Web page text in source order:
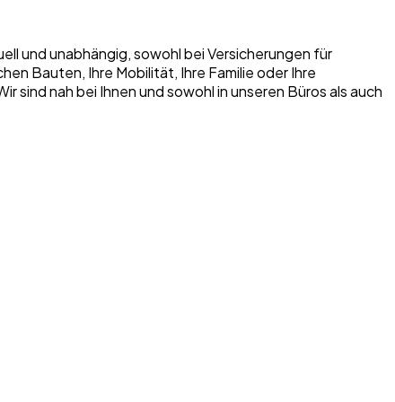
und unabhängig, sowohl bei Versicherungen für
Bauten, Ihre Mobilität, Ihre Familie oder Ihre
sind nah bei Ihnen und sowohl in unseren Büros als auch